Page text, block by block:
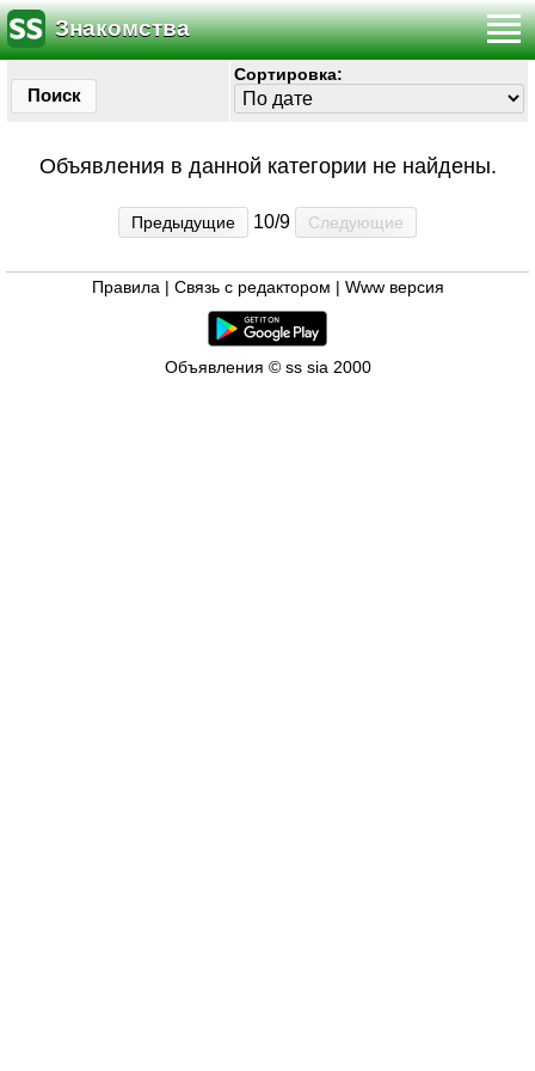
Знакомства
Поиск
Сортировка:
Объявления в данной категории не найдены.
Предыдущие 10/9 Следующие
Правила Связь с редактором Www версия
Объявления © ss sia 2000